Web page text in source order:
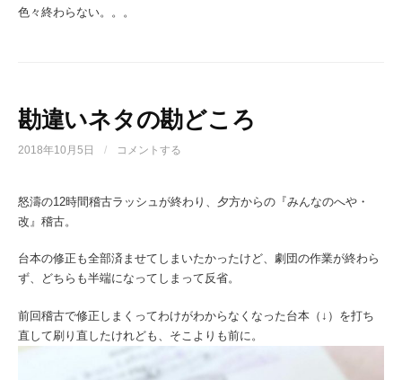
色々終わらない。。。
勘違いネタの勘どころ
2018年10月5日 / コメントする
怒濤の12時間稽古ラッシュが終わり、夕方からの『みんなのへや・
改』稽古。
台本の修正も全部済ませてしまいたかったけど、劇団の作業が終わら
ず、どちらも半端になってしまって反省。
前回稽古で修正しまくってわけがわからなくなった台本（↓）を打ち
直して刷り直したけれども、そこよりも前に。